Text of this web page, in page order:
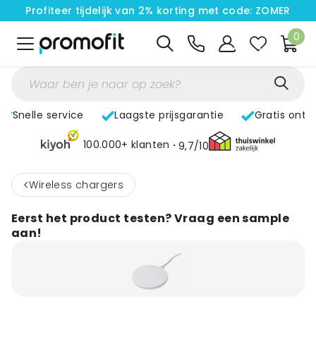
Profiteer tijdelijk van 2% korting met code: ZOMER
0
Snelle service Laagste prijsgarantie Gratis
100.000+ klanten 9,7/10
< Wireless chargers
Eerst het product testen? Vraag een sample
aan!